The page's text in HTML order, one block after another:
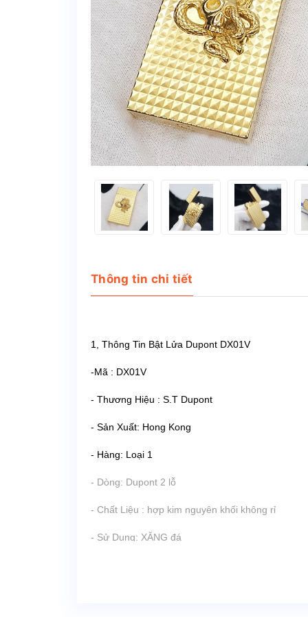
Thông tin chi tiết
1, Thông Tin Bật Lửa Dupont DX01V
-Mã : DX01V
- Thương Hiệu : S.T Dupont
- Sản Xuất: Hong Kong
- Hàng: Loại 1
- Dòng: Dupont 2 lỗ
- Chất Liệu : hợp kim nguyên khối không rỉ
- Sử Dụng: XĂNG đá